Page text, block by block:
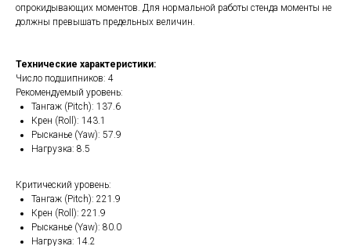
опрокидывающих моментов. Для нормальной работы стенда моменты не
должны превышать предельных величин.
Технические характеристики:
Число подшипников: 4
Рекомендуемый уровень:
Тангаж (Pitch): 137.6
Крен (Roll): 143.1
Рысканье (Yaw): 57.9
Нагрузка: 8.5
Критический уровень:
Тангаж (Pitch): 221.9
Крен (Roll): 221.9
Рысканье (Yaw): 80.0
Нагрузка: 14.2